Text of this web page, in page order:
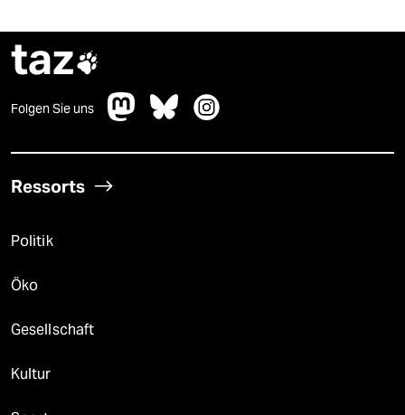
taz
Folgen Sie uns
Ressorts
Politik
Öko
Gesellschaft
Kultur